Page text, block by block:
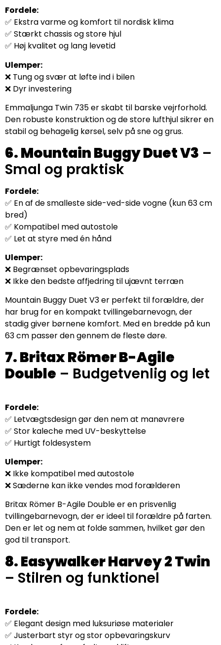
Fordele:
✅ Ekstra varme og komfort til nordisk klima
✅ Stærkt chassis og store hjul
✅ Høj kvalitet og lang levetid
Ulemper:
❌ Tung og svær at løfte ind i bilen
❌ Dyr investering
Emmaljunga Twin 735 er skabt til barske vejrforhold.
Den robuste konstruktion og de store lufthjul sikrer en
stabil og behagelig kørsel, selv på sne og grus.
6. Mountain Buggy Duet V3 –
Smal og praktisk
Fordele:
✅ En af de smalleste side-ved-side vogne (kun 63 cm
bred)
✅ Kompatibel med autostole
✅ Let at styre med én hånd
Ulemper:
❌ Begrænset opbevaringsplads
❌ Ikke den bedste affjedring til ujævnt terræn
Mountain Buggy Duet V3 er perfekt til forældre, der
har brug for en kompakt tvillingebarnevogn, der
stadig giver børnene komfort. Med en bredde på kun
63 cm passer den gennem de fleste døre.
7. Britax Römer B-Agile
Double – Budgetvenlig og let
Fordele:
✅ Letvægtsdesign gør den nem at manøvrere
✅ Stor kaleche med UV-beskyttelse
✅ Hurtigt foldesystem
Ulemper:
❌ Ikke kompatibel med autostole
❌ Sæderne kan ikke vendes mod forælderen
Britax Römer B-Agile Double er en prisvenlig
tvillingebarnevogn, der er ideel til forældre på farten.
Den er let og nem at folde sammen, hvilket gør den
god til transport.
8. Easywalker Harvey 2 Twin
– Stilren og funktionel
Fordele:
✅ Elegant design med luksuriøse materialer
✅ Justerbart styr og stor opbevaringskurv